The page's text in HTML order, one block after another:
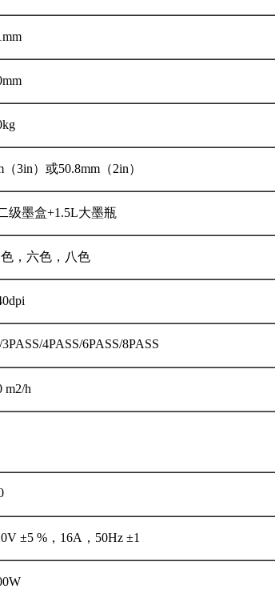
（3in）或50.8mm（2in）
级墨盒+1.5L大墨瓶
，六色，八色
4PASS/6PASS/8PASS
m2/h
±5 %，16A，50Hz ±1